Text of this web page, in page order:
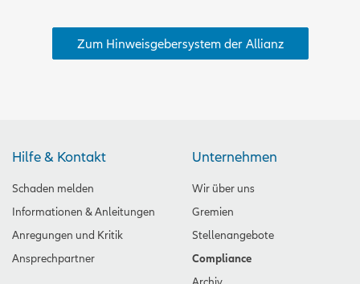
Zum Hinweisgebersystem der Allianz
Hilfe & Kontakt
Schaden melden
Informationen & Anleitungen
Anregungen und Kritik
Ansprechpartner
Unternehmen
Wir über uns
Gremien
Stellenangebote
Compliance